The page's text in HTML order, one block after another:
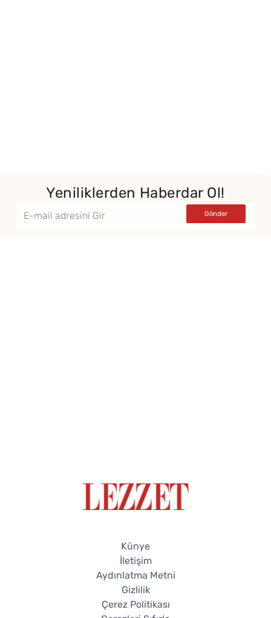
Yeniliklerden Haberdar Ol!
Künye
İletişim
Aydınlatma Metni
Gizlilik
Çerez Politikası